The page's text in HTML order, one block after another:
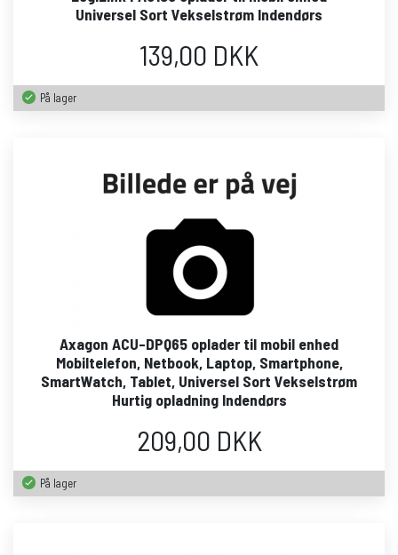
Universel Sort Vekselstrøm Indendørs
139,00 DKK
På lager
Axagon ACU-DPQ65 oplader til mobil enhed
Mobiltelefon, Netbook, Laptop, Smartphone,
SmartWatch, Tablet, Universel Sort Vekselstrøm
Hurtig opladning Indendørs
209,00 DKK
På lager